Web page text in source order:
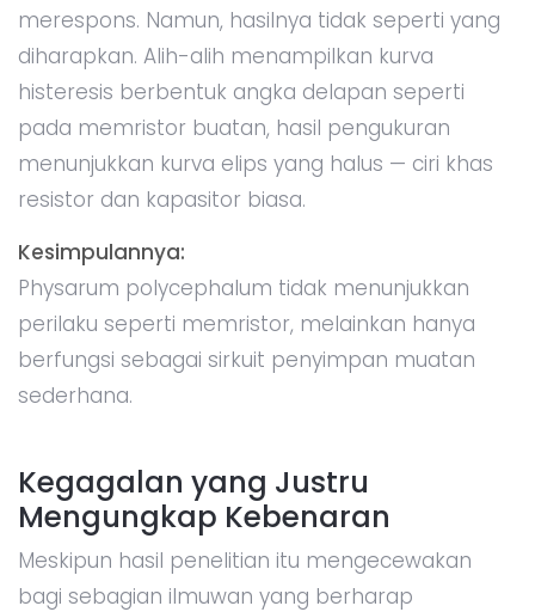
merespons. Namun, hasilnya tidak seperti yang
diharapkan. Alih-alih menampilkan kurva
histeresis berbentuk angka delapan seperti
pada memristor buatan, hasil pengukuran
menunjukkan kurva elips yang halus — ciri khas
resistor dan kapasitor biasa.
Kesimpulannya:
Physarum polycephalum tidak menunjukkan
perilaku seperti memristor, melainkan hanya
berfungsi sebagai sirkuit penyimpan muatan
sederhana.
Kegagalan yang Justru
Mengungkap Kebenaran
Meskipun hasil penelitian itu mengecewakan
bagi sebagian ilmuwan yang berharap